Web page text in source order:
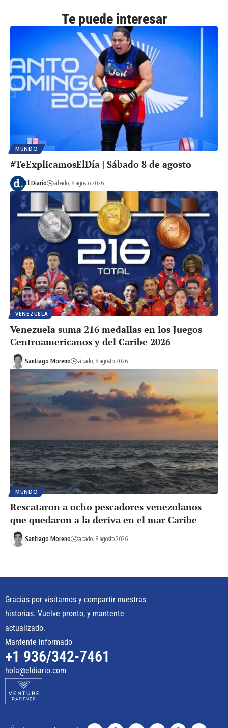
Te puede interesar
MUNDO
#TeExplicamosElDía | Sábado 8 de agosto
El Diario sábado, 8 agosto 2026
VENEZUELA
Venezuela suma 216 medallas en los Juegos
Centroamericanos y del Caribe 2026
Santiago Moreno sábado, 8 agosto 2026
MUNDO
Rescataron a ocho pescadores venezolanos
que quedaron a la deriva en el mar Caribe
Santiago Moreno sábado, 8 agosto 2026
Gracias por visitarnos y compartir nuestras
historias. Vuelve pronto, y mantente
actualizado.
Mantente informado
+1 936/342-7461
hola@eldiario.com